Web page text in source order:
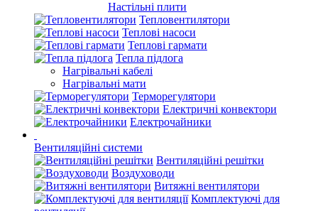
Настільні плити
Тепловентилятори
Теплові насоси
Теплові гармати
Тепла підлога
Нагрівальні кабелі
Нагрівальні мати
Терморегулятори
Електричні конвектори
Електрочайники
Вентиляційні системи
Вентиляційні решітки
Воздуховоди
Витяжні вентилятори
Комплектуючі для